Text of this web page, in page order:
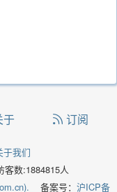
于 订阅
于我们
客数:1884815人
备案号： 沪ICP备